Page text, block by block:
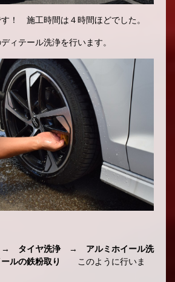
！ 施工時間は４時間ほどでした。
ィテール洗浄を行います。
タイヤ洗浄→ アルミホイール洗
ルの鉄粉取り
このように行いま